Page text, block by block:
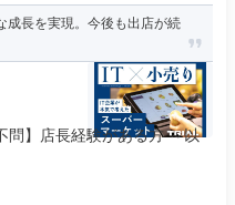
成長を実現。今後も出店が続
問】店長経験がある方 ～以